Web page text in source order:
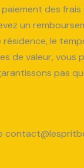
des
un
le
de valeur, vous
pas